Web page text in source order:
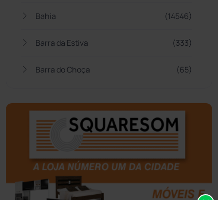
Bahia (14546)
Barra da Estiva (333)
Barra do Choça (65)
Bom Jesus da Lapa (509)
Boquira (152)
Botuporã